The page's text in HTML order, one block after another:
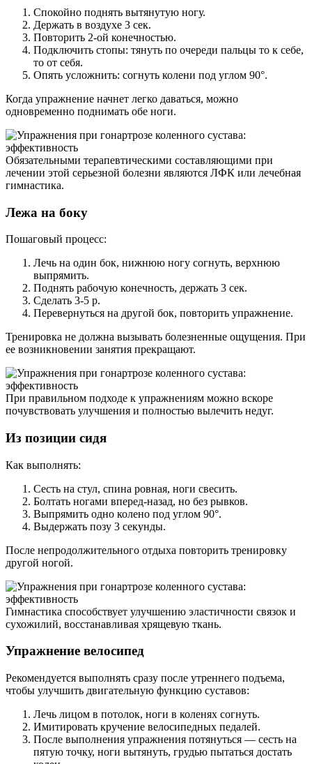
Спокойно поднять вытянутую ногу.
Держать в воздухе 3 сек.
Повторить 2-ой конечностью.
Подключить стопы: тянуть по очереди пальцы то к себе,
то от себя.
Опять усложнить: согнуть колени под углом 90°.
Когда упражнение начнет легко даваться, можно
одновременно поднимать обе ноги.
Обязательными терапевтическими составляющими при
лечении этой серьезной болезни являются ЛФК или лечебная
гимнастика.
Лежа на боку
Пошаговый процесс:
Лечь на один бок, нижнюю ногу согнуть, верхнюю
выпрямить.
Поднять рабочую конечность, держать 3 сек.
Сделать 3-5 р.
Перевернуться на другой бок, повторить упражнение.
Тренировка не должна вызывать болезненные ощущения. При
ее возникновении занятия прекращают.
При правильном подходе к упражнениям можно вскоре
почувствовать улучшения и полностью вылечить недуг.
Из позиции сидя
Как выполнять:
Сесть на стул, спина ровная, ноги свесить.
Болтать ногами вперед-назад, но без рывков.
Выпрямить одно колено под углом 90°.
Выдержать позу 3 секунды.
После непродолжительного отдыха повторить тренировку
другой ногой.
Гимнастика способствует улучшению эластичности связок и
сухожилий, восстанавливая хрящевую ткань.
Упражнение велосипед
Рекомендуется выполнять сразу после утреннего подъема,
чтобы улучшить двигательную функцию суставов:
Лечь лицом в потолок, ноги в коленях согнуть.
Имитировать кручение велосипедных педалей.
После выполнения упражнения потянуться — сесть на
пятую точку, ноги вытянуть, грудью пытаться достать